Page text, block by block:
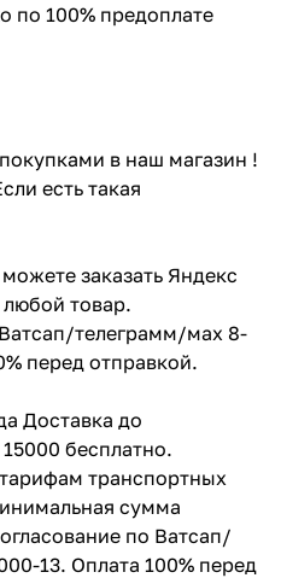
по 100% предоплате
в наш магазин !
есть такая
заказать Яндекс
любой товар.
телеграмм/мах 8-
перед отправкой.
Доставка до
бесплатно.
транспортных
сумма
по Ватсап/
13. Оплата 100% перед